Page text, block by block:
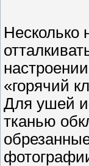
Несколько
«горячий
Для ушей
тканью